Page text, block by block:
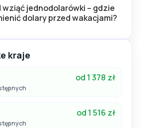
wziąć jednodolarówki – gdzie
dolary przed wakacjami?
kraje
od 1 378 zł
od 1 516 zł